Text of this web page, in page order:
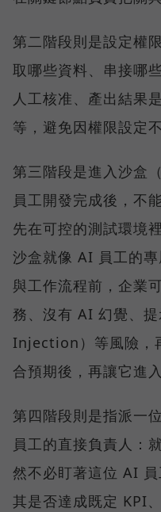
第二階段則是設定權
取哪些資料、串接哪
人工核准、產出結果
等，避免因權限設定
第三階段是進入沙盒
員工開發完成後，不
先在可控的測試環境
沙盒就像 AI 員工的
與工作流程前，企業
務、沒有 AI 幻覺、
Injection）等風險，
合預期後，再讓它進
第四階段則是指派一
員工的直接負責人：
然不必盯著這位 AI
其是否達成既定 KPI